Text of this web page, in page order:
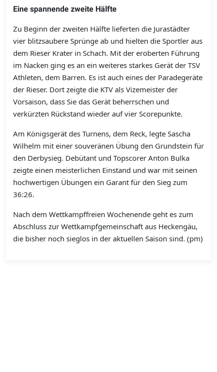
Eine spannende zweite Hälfte
Zu Beginn der zweiten Hälfte lieferten die Jurastädter
vier blitzsaubere Sprünge ab und hielten die Sportler aus
dem Rieser Krater in Schach. Mit der eroberten Führung
im Nacken ging es an ein weiteres starkes Gerät der TSV
Athleten, dem Barren. Es ist auch eines der Paradegeräte
der Rieser. Dort zeigte die KTV als Vizemeister der
Vorsaison, dass Sie das Gerät beherrschen und
verkürzten Rückstand wieder auf vier Scorepunkte.
Am Königsgerät des Turnens, dem Reck, legte Sascha
Wilhelm mit einer souveränen Übung den Grundstein für
den Derbysieg. Debütant und Topscorer Anton Bulka
zeigte einen meisterlichen Einstand und war mit seinen
hochwertigen Übungen ein Garant für den Sieg zum
36:26.
Nach dem Wettkampffreien Wochenende geht es zum
Abschluss zur Wettkampfgemeinschaft aus Heckengäu,
die bisher noch sieglos in der aktuellen Saison sind. (pm)